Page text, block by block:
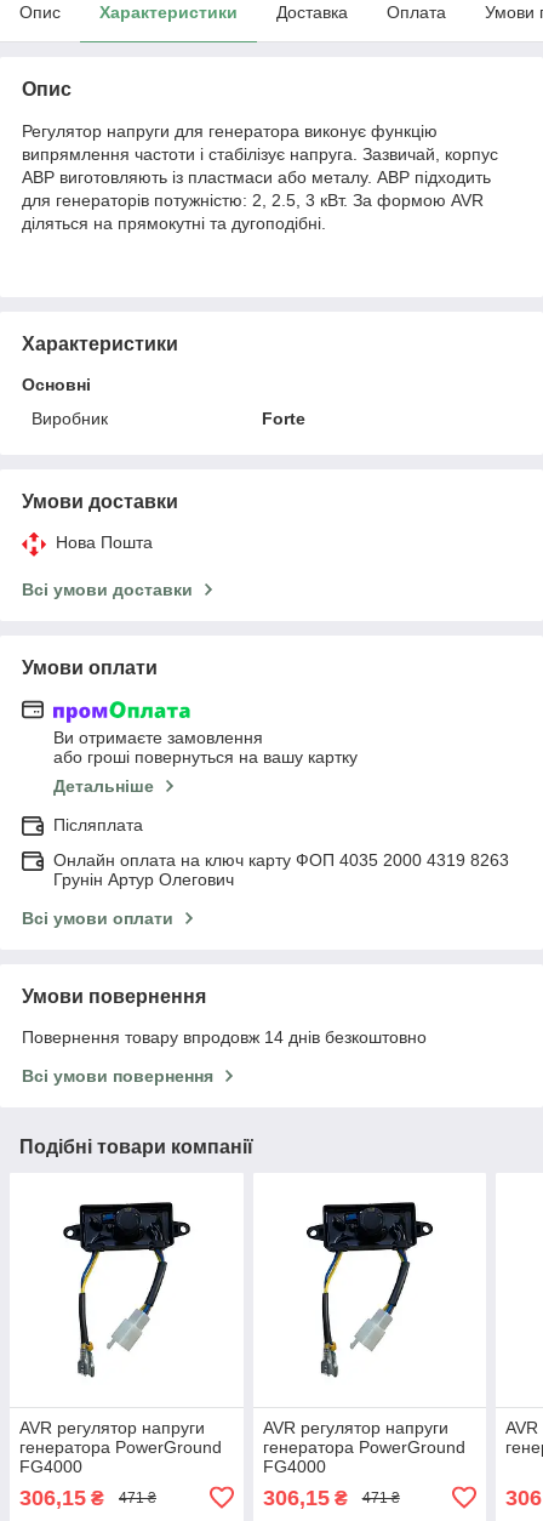
Опис Характеристики Доставка Оплата Умови
Опис
Регулятор напруги для генератора виконує функцію
випрямлення частоти і стабілізує напруга. Зазвичай, корпус
АВР виготовляють із пластмаси або металу. АВР підходить
для генераторів потужністю: 2, 2.5, 3 кВт. За формою AVR
діляться на прямокутні та дугоподібні.
Характеристики
Основні
Виробник
Forte
Умови доставки
Нова Пошта
Всі умови доставки
Умови оплати
Ви отримаєте замовлення
або гроші повернуться на вашу картку
Детальніше
Післяплата
Онлайн оплата на ключ карту ФОП 4035 2000 4319 8263
Грунін Артур Олегович
Всі умови оплати
Умови повернення
Повернення товару впродовж 14 днів безкоштовно
Всі умови повернення
Подібні товари компанії
AVR регулятор напруги
генератора PowerGround
FG4000
306,15 ₴ 471 ₴
AVR регулятор напруги
генератора PowerGround
FG4000
306,15₴ 471 ₴
AVR